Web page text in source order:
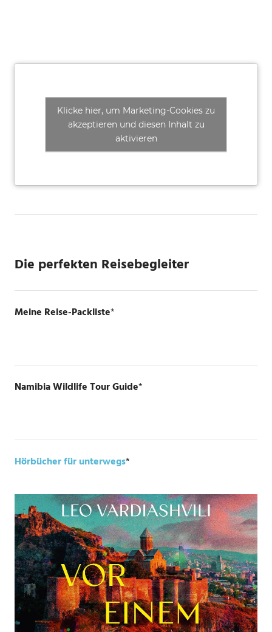
Klicke hier, um Marketing-Cookies zu
akzeptieren und diesen Inhalt zu
aktivieren
Die perfekten Reisebegleiter
Meine Reise-Packliste*
Namibia Wildlife Tour Guide*
Hörbücher für unterwegs*